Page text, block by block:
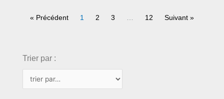
« Précédent 1 2 3 12 Suivant »
Trier par :